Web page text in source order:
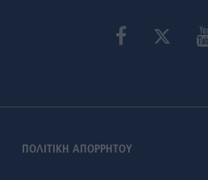
ΠΟΛΙΤΙΚΗ ΑΠΟΡΡΗΤΟΥ